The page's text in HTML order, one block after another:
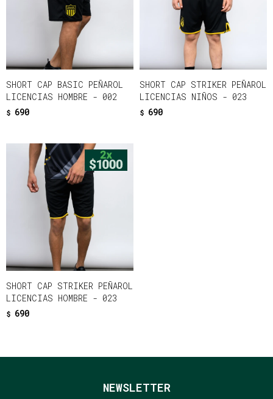
SHORT CAP BASIC PEÑAROL
LICENCIAS HOMBRE - 002
$ 690
SHORT CAP STRIKER PEÑAROL
LICENCIAS NIÑOS - 023
$ 690
SHORT CAP STRIKER PEÑAROL
LICENCIAS HOMBRE - 023
$ 690
NEWSLETTER